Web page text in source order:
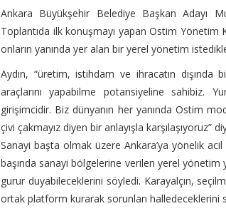
Ankara Büyükşehir Belediye Başkan Adayı
Toplantıda ilk konuşmayı yapan Ostim Yönetim
onların yanında yer alan bir yerel yönetim
Aydın, “üretim, istihdam ve ihracatın
araçlarını yapabilme potansiyeline sahibiz.
girişimcidir. Biz dünyanın her yanında Ostim
çivi çakmayız diyen bir anlayışla karşılaşıyoruz”
Sanayi başta olmak üzere Ankara’ya yönelik acil
başında sanayi bölgelerine verilen yerel yönetim
gurur duyabileceklerini söyledi. Karayalçın,
ortak platform kurarak sorunları halledeceklerini